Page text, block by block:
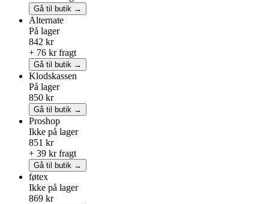
Gå til butik →
Alternate
På lager
842 kr
+ 76 kr fragt
Gå til butik →
Klodskassen
På lager
850 kr
Gå til butik →
Proshop
Ikke på lager
851 kr
+ 39 kr fragt
Gå til butik →
føtex
Ikke på lager
869 kr